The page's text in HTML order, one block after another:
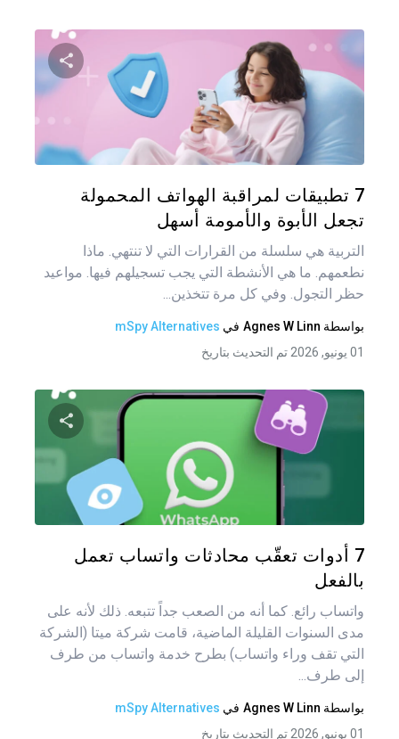
شارك
7 تطبيقات لمراقبة الهواتف المحمولة
تجعل الأبوة والأمومة أسهل
التربية هي سلسلة من القرارات التي لا تنتهي. ماذا
نطعمهم. ما هي الأنشطة التي يجب تسجيلهم فيها. مواعيد
حظر التجول. وفي كل مرة تتخذين...
بواسطة Agnes W Linn في mSpy Alternatives
01 يونيو, 2026 تم التحديث بتاريخ
7 أدوات تعقّب محادثات واتساب تعمل
بالفعل
واتساب رائع. كما أنه من الصعب جداً تتبعه. ذلك لأنه على
مدى السنوات القليلة الماضية، قامت شركة ميتا (الشركة
التي تقف وراء واتساب) بطرح خدمة واتساب من طرف
إلى طرف...
بواسطة Agnes W Linn في mSpy Alternatives
01 يونيو, 2026 تم التحديث بتاريخ